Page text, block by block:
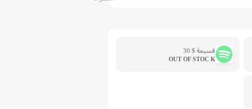
قسيمة $ 30
OUT OF STOC K